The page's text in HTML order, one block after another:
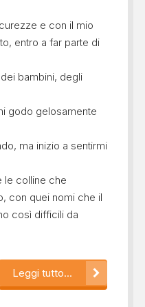
e con il mio
entro a far parte di
bambini, degli
godo gelosamente
ma inizio a sentirmi
le colline che
con quei nomi che il
così difficili da
Leggi tutto...